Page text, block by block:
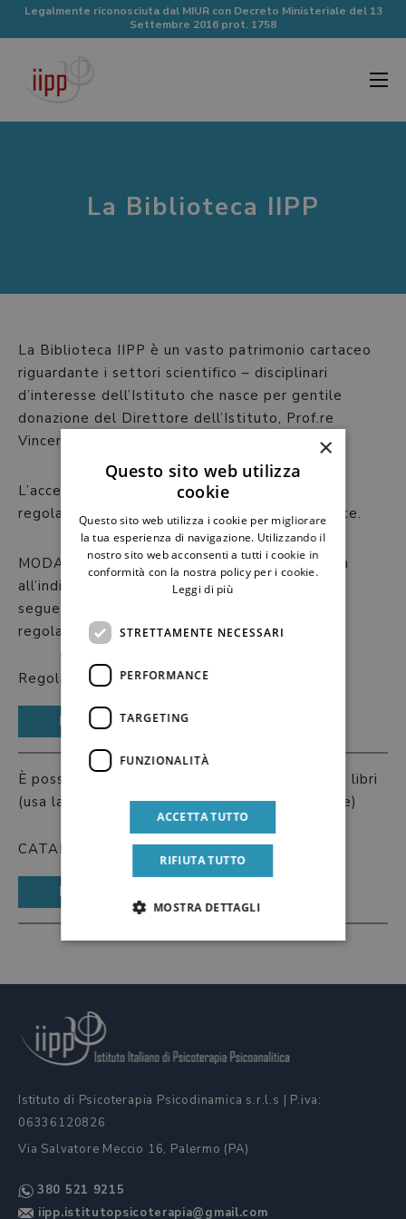
Legalmente riconosciuta dal MIUR con Decreto Ministeriale del 13
Settembre 2016 prot. 1758
La Biblioteca IIPP
La Biblioteca IIPP è un vasto patrimonio cartaceo
riguardante i settori scientifico – disciplinari
d’interesse dell’Istituto che nasce per gentile
donazione del Direttore dell’Istituto, Prof.re
Vincenzo Caretti.
L’accesso alla Biblioteca è gratuito ed è
regolamentato dalle norme di seguito riportate.
MODALITà DI RICHIESTA: inviare una richiesta
all’indirizzo email:
IIPPbiblioteca@gmail.com
seguendo le indicazioni che trovate nel
regolamento
Regolamento-biblioteca-IIPP
Download
È possibile scaricare e visionare il catalogo dei libri
(usa la funzione “cerca” per ricercare un volume)
CATALOGO-BIBLIOTECA-IIPP
Download
Istituto di Psicoterapia Psicodinamica s.r.l.s | P.iva:
06336120826
Via Salvatore Meccio 16, Palermo (PA)
380 521 9215
iipp.istitutopsicoterapia@gmail.com
×
Questo sito web utilizza
cookie
Questo sito web utilizza i cookie per migliorare
la tua esperienza di navigazione. Utilizzando il
nostro sito web acconsenti a tutti i cookie in
conformità con la nostra policy per i cookie.
Leggi di più
STRETTAMENTE NECESSARI
PERFORMANCE
TARGETING
FUNZIONALITÀ
ACCETTA TUTTO
RIFIUTA TUTTO
MOSTRA DETTAGLI